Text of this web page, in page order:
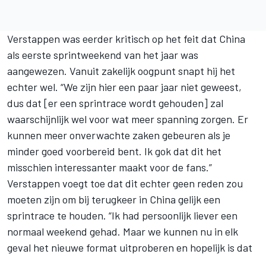
Verstappen was eerder kritisch op het feit dat China
als eerste sprintweekend van het jaar was
aangewezen. Vanuit zakelijk oogpunt snapt hij het
echter wel. “We zijn hier een paar jaar niet geweest,
dus dat [er een sprintrace wordt gehouden] zal
waarschijnlijk wel voor wat meer spanning zorgen. Er
kunnen meer onverwachte zaken gebeuren als je
minder goed voorbereid bent. Ik gok dat dit het
misschien interessanter maakt voor de fans.”
Verstappen voegt toe dat dit echter geen reden zou
moeten zijn om bij terugkeer in China gelijk een
sprintrace te houden. “Ik had persoonlijk liever een
normaal weekend gehad. Maar we kunnen nu in elk
geval het nieuwe format uitproberen en hopelijk is dat